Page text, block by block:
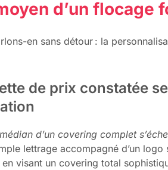
d’un flocage
en sans détour : la
de prix constatée
d’un covering complet
lettrage accompagné d’un
visant un covering total